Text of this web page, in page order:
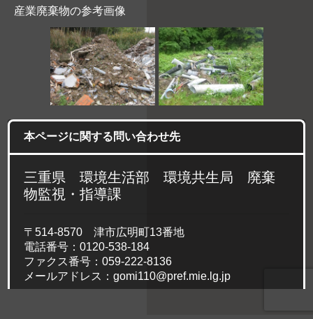
産業廃棄物の参考画像
本ページに関する問い合わせ先
三重県 環境生活部 環境共生局 廃棄
物監視・指導課
〒514-8570
津市広明町13番地
電話番号：0120-538-184
ファクス番号：059-222-8136
メールアドレス：gomi110@pref.mie.lg.jp